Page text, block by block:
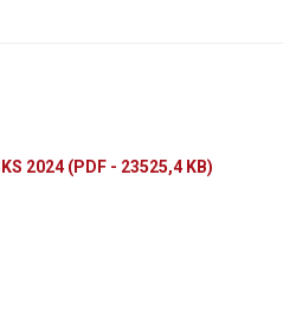
2024 (PDF - 23525,4 KB)